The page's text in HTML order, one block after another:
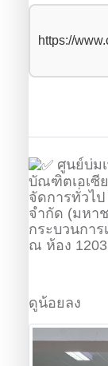
ศูนย์บ่ม
บัณฑิตเอเซี
จัดการทั่วไ
จำกัด (มหา
กระบวนการ
ณ ห้อง 1203
ดูน้อยลง